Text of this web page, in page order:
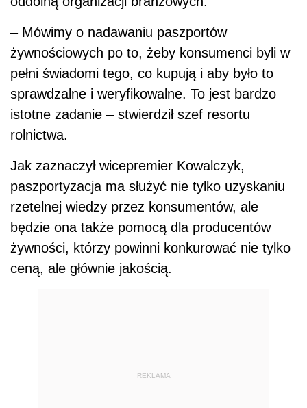
– Mówimy o nadawaniu paszportów
żywnościowych po to, żeby konsumenci byli w
pełni świadomi tego, co kupują i aby było to
sprawdzalne i weryfikowalne. To jest bardzo
istotne zadanie – stwierdził szef resortu
rolnictwa.
Jak zaznaczył wicepremier Kowalczyk,
paszportyzacja ma służyć nie tylko uzyskaniu
rzetelnej wiedzy przez konsumentów, ale
będzie ona także pomocą dla producentów
żywności, którzy powinni konkurować nie tylko
ceną, ale głównie jakością.
REKLAMA